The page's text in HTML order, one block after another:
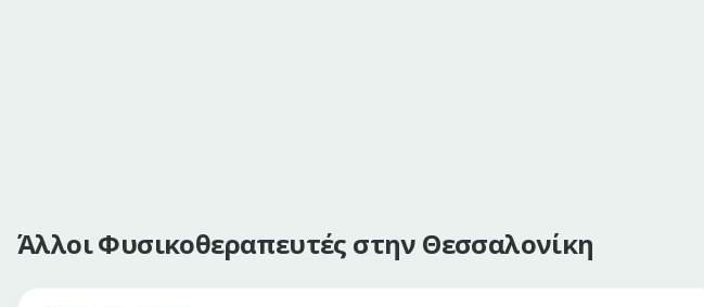
Άλλοι Φυσικοθεραπευτές στην Θεσσαλονίκη